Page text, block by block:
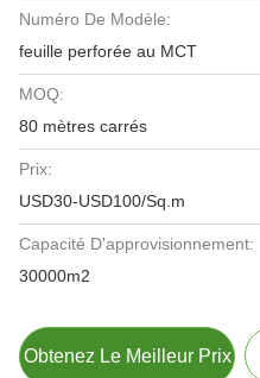
Numéro De Modèle:
feuille perforée au MCT
MOQ:
80 mètres carrés
Prix:
USD30-USD100/Sq.m
Capacité D'approvisionnement:
30000m2
Obtenez Le Meilleur Prix